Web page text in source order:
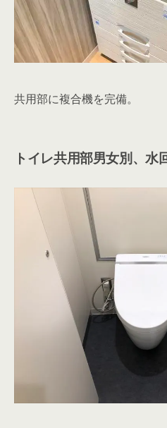
共用部に複合機を完備。
トイレ共用部男女別、水